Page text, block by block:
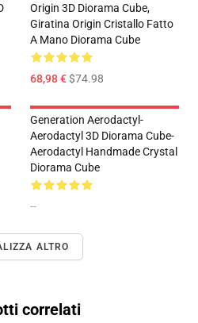
Origin 3D Diorama Cube,
Giratina Origin Cristallo Fatto
A Mano Diorama Cube
68,98 €$74.98
Generation Aerodactyl-
Aerodactyl 3D Diorama Cube-
Aerodactyl Handmade Crystal
Diorama Cube
--
ALTRO
correlati